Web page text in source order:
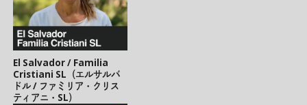
El Salvador / Familia
Cristiani SL（エルサルバ
ドル / ファミリア・クリス
ティアニ・SL）